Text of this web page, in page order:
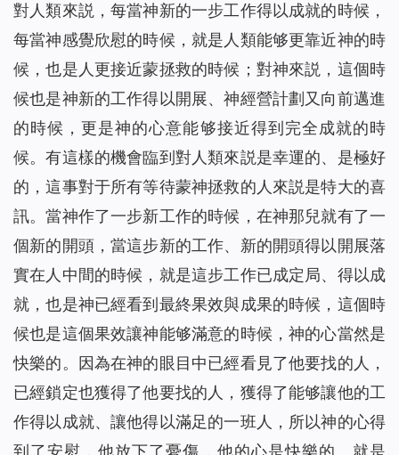
對人類來説，每當神新的一步工作得以成就的時候，
每當神感覺欣慰的時候，就是人類能够更靠近神的時
候，也是人更接近蒙拯救的時候；對神來説，這個時
候也是神新的工作得以開展、神經營計劃又向前邁進
的時候，更是神的心意能够接近得到完全成就的時
候。有這樣的機會臨到對人類來説是幸運的、是極好
的，這事對于所有等待蒙神拯救的人來説是特大的喜
訊。當神作了一步新工作的時候，在神那兒就有了一
個新的開頭，當這步新的工作、新的開頭得以開展落
實在人中間的時候，就是這步工作已成定局、得以成
就，也是神已經看到最終果效與成果的時候，這個時
候也是這個果效讓神能够滿意的時候，神的心當然是
快樂的。因為在神的眼目中已經看見了他要找的人，
已經鎖定也獲得了他要找的人，獲得了能够讓他的工
作得以成就、讓他得以滿足的一班人，所以神的心得
到了安慰，他放下了憂傷，他的心是快樂的。就是